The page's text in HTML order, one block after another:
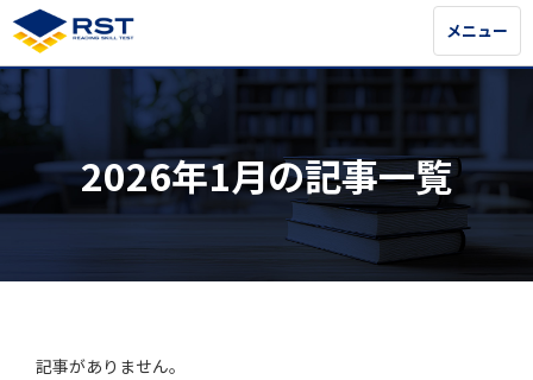
メニュー
メニュー
2026年1月の記事一覧
記事がありません。